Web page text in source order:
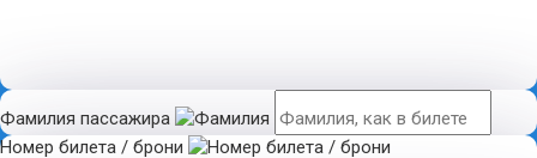
Фамилия пассажира
Номер билета / брони